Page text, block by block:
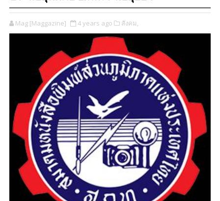
Mag [Maggazine] 4 years ago สังคม,